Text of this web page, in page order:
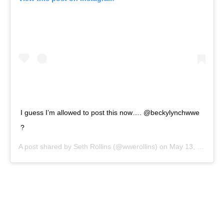
I guess I’m allowed to post this now…. @beckylynchwwe
?
A post shared by Seth Rollins (@wwerollins) on May 13, 2019 at 6:58am PDT